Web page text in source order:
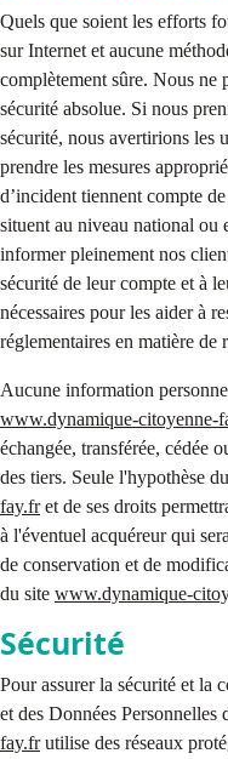
Quels que soient les efforts
sur Internet et aucune
complètement sûre. Nous ne
sécurité absolue. Si nous
sécurité, nous avertirions les
prendre les mesures
d’incident tiennent compte
situent au niveau national ou
informer pleinement nos
sécurité de leur compte et à
nécessaires pour les aider à
réglementaires en matière de
Aucune information
www.dynamique-citoyenne-
échangée, transférée, cédée
des tiers. Seule l'hypothèse
fay.fret de ses droits
à l'éventuel acquéreur qui
de conservation et de
du site www.dynamique-
Sécurité
Pour assurer la sécurité et la
et des Données Personnelles
fay.frutilise des réseaux